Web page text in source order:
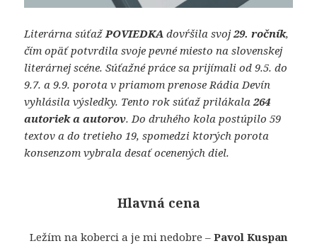
Literárna súťažPOVIEDKA dovŕšila svoj29. ročník,
čím opäť potvrdila svoje pevné miesto na slovenskej
literárnej scéne. Súťažné práce sa prijímali od 9.5. do
9.7. a 9.9. porota v priamom prenose Rádia Devín
vyhlásila výsledky. Tento rok súťaž prilákala264
autoriek a autorov. Do druhého kola postúpilo 59
textov a do tretieho 19, spomedzi ktorých porota
konsenzom vybrala desať ocenených diel.
Hlavná cena
Ležím na koberci a je mi nedobre – Pavol Kuspan